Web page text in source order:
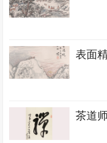
表面
茶道